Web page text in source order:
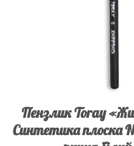
Пензлик Toray
Синтетика плоска